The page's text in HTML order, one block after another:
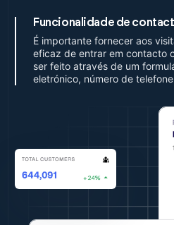
Funcionalidade de
É importante fornecer aos
eficaz de entrar em contacto
ser feito através de um
eletrónico, número de